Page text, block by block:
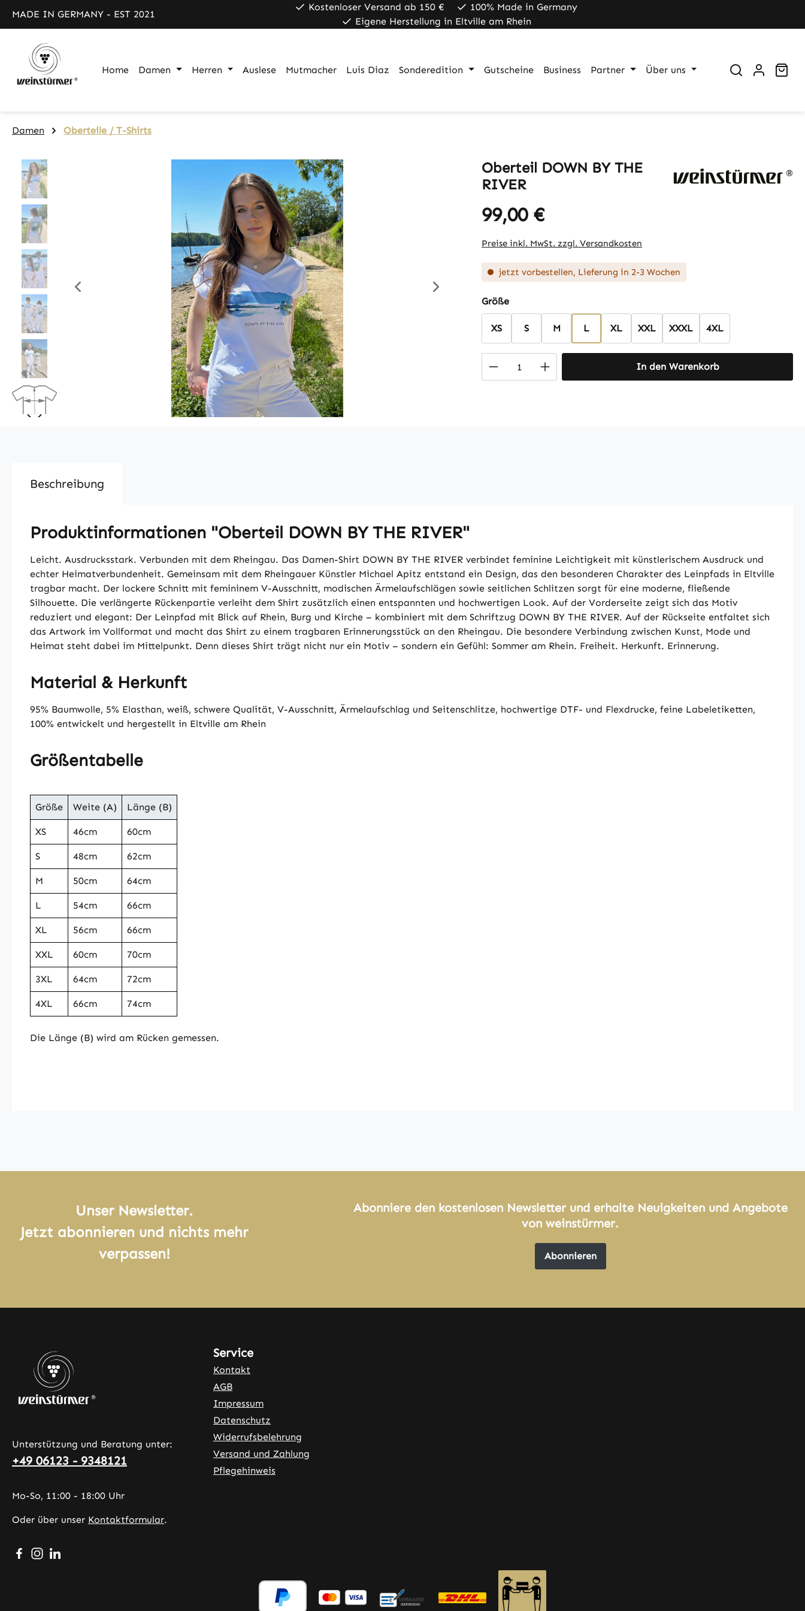
Hauptinhalt springen
Zur Suche springen
Zur Hauptnavigation springen
MADE IN GERMANY - EST 2021
Kostenloser Versand ab 150 €
100% Made in Germany
Eigene Herstellung in Eltville am Rhein
Home Damen Herren Auslese Mutmacher Luis Diaz Sonderedition Gutscheine Business Partner Über uns
Damen Oberteile / T-Shirts
Bildergalerie überspringen
Oberteil DOWN BY THE
RIVER
Regulärer Preis:
99,00 €
Preise inkl. MwSt. zzgl. Versandkosten
jetzt vorbestellen, Lieferung in 2-3 Wochen
Größeauswählen
XS S M L XL XXL XXXL 4XL
Produkt Anzahl: Gib den gewünschten Wert
In den Warenkorb
Beschreibung
Produktinformationen "Oberteil DOWN BY THE RIVER"
Leicht. Ausdrucksstark. Verbunden mit dem Rheingau. Das Damen-Shirt DOWN BY THE RIVER verbindet feminine Leichtigkeit mit künstlerischem Ausdruck und
echter Heimatverbundenheit. Gemeinsam mit dem Rheingauer Künstler Michael Apitz entstand ein Design, das den besonderen Charakter des Leinpfads in Eltville
tragbar macht. Der lockere Schnitt mit femininem V-Ausschnitt, modischen Ärmelaufschlägen sowie seitlichen Schlitzen sorgt für eine moderne, fließende
Silhouette. Die verlängerte Rückenpartie verleiht dem Shirt zusätzlich einen entspannten und hochwertigen Look. Auf der Vorderseite zeigt sich das Motiv
reduziert und elegant: Der Leinpfad mit Blick auf Rhein, Burg und Kirche – kombiniert mit dem Schriftzug DOWN BY THE RIVER. Auf der Rückseite entfaltet sich
das Artwork im Vollformat und macht das Shirt zu einem tragbaren Erinnerungsstück an den Rheingau. Die besondere Verbindung zwischen Kunst, Mode und
Heimat steht dabei im Mittelpunkt. Denn dieses Shirt trägt nicht nur ein Motiv – sondern ein Gefühl: Sommer am Rhein. Freiheit. Herkunft. Erinnerung.
Material & Herkunft
95% Baumwolle, 5% Elasthan, weiß, schwere Qualität, V-Ausschnitt, Ärmelaufschlag und Seitenschlitze, hochwertige DTF- und Flexdrucke, feine Labeletiketten,
100% entwickelt und hergestellt in Eltville am Rhein
Größentabelle
Größe Weite (A) Länge (B)
XS 46cm 60cm
S 48cm 62cm
M 50cm 64cm
L 54cm 66cm
XL 56cm 66cm
XXL 60cm 70cm
3XL 64cm 72cm
4XL 66cm 74cm
Die Länge (B) wird am Rücken gemessen.
Unser Newsletter.
Jetzt abonnieren und nichts mehr
verpassen!
Abonniere den kostenlosen Newsletter und erhalte Neuigkeiten und Angebote
von weinstürmer.
Abonnieren
Unterstützung und Beratung unter:
+49 06123 - 9348121
Mo-So, 11:00 - 18:00 Uhr
Oder über unser Kontaktformular.
Besuche uns auf Facebook – öffnet in neuem Tab (externer Link)
Schau auf Instagram vorbei – öffnet in neuem Tab (externer Link)
Vernetze dich mit uns auf LinkedIn – öffnet in neuem Tab (externer Link)
Service
Kontakt
AGB
Impressum
Datenschutz
Widerrufsbelehrung
Versand und Zahlung
Pflegehinweis